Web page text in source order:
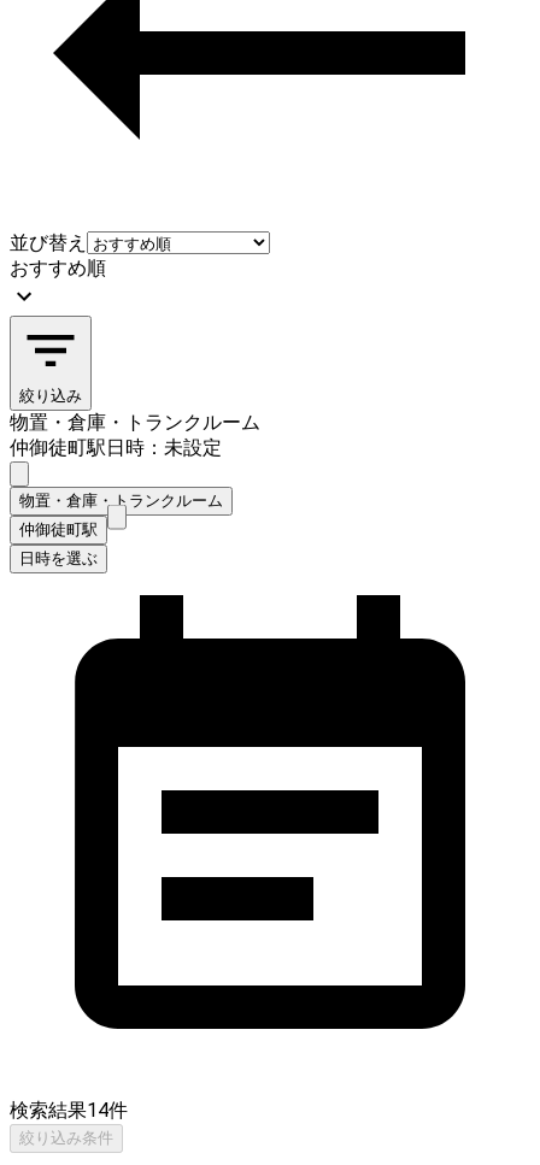
並び替え
おすすめ順
絞り込み
物置・倉庫・トランクルーム
仲御徒町駅日時：未設定
物置・倉庫・トランクルーム
仲御徒町駅
日時を選ぶ
検索結果14件
絞り込み条件